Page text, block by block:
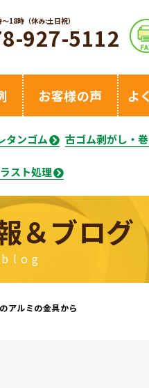
18時（休み:土日祝）
927-5112
お客様の声 よ
タンゴム 古ゴム剥がし・
スト処理
＆ブログ
blog
アルミの金具から